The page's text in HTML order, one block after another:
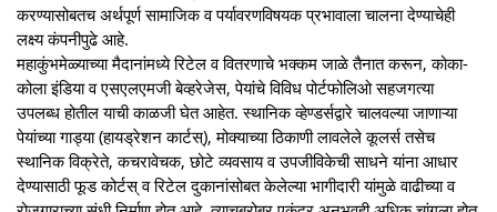
करण्यासोबतच अर्थपूर्ण सामाजिक व पर्यावरणविषयक प्रभावाला चालना देण्याचेही
लक्ष्य कंपनीपुढे आहे.
महाकुंभमेळ्याच्या मैदानांमध्ये रिटेल व वितरणाचे भक्‍कम जाळे तैनात करून, कोका-
कोला इंडिया व एसएलएमजी बेव्हरेजेस, पेयांचे विविध पोर्टफोलिओ सहजगत्या
उपलब्ध होतील याची काळजी घेत आहेत. स्थानिक व्हेण्डर्सद्वारे चालवल्या जाणाऱ्या
पेयांच्या गाड्या (हायड्रेशन कार्टस्), मोक्याच्या ठिकाणी लावलेले कूलर्स तसेच
स्थानिक विक्रेते, कचरावेचक, छोटे व्यवसाय व उपजीविकेची साधने यांना आधार
देण्यासाठी फूड कोर्टस् व रिटेल दुकानांसोबत केलेल्या भागीदारी यांमुळे वाढीच्या व